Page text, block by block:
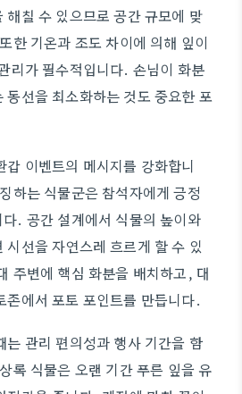
해칠 수 있으므로 공간 규모에 맞
한 기온과 조도 차이에 의해 잎이
리가 필수적입니다. 손님이 화분
동선을 최소화하는 것도 중요한 포
갑 이벤트의 메시지를 강화합니
하는 식물군은 참석자에게 긍정
. 공간 설계에서 식물의 높이와
시선을 자연스레 흐르게 할 수 있
주변에 핵심 화분을 배치하고, 대
존에서 포토 포인트를 만듭니다.
는 관리 편의성과 행사 기간을 함
록 식물은 오랜 기간 푸른 잎을 유